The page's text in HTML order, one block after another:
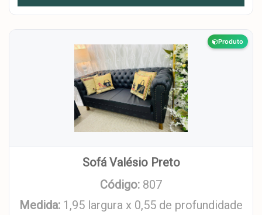
Produto
Sofá Valésio Preto
Código: 807
Medida: 1,95 largura x 0,55 de profundidade